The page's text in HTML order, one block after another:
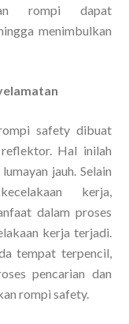
rompi dapat
menimbulkan
safety dibuat
Hal inilah
jauh. Selain
kerja,
dalam proses
kerja terjadi.
tempat terpencil,
pencarian dan
rompi safety.